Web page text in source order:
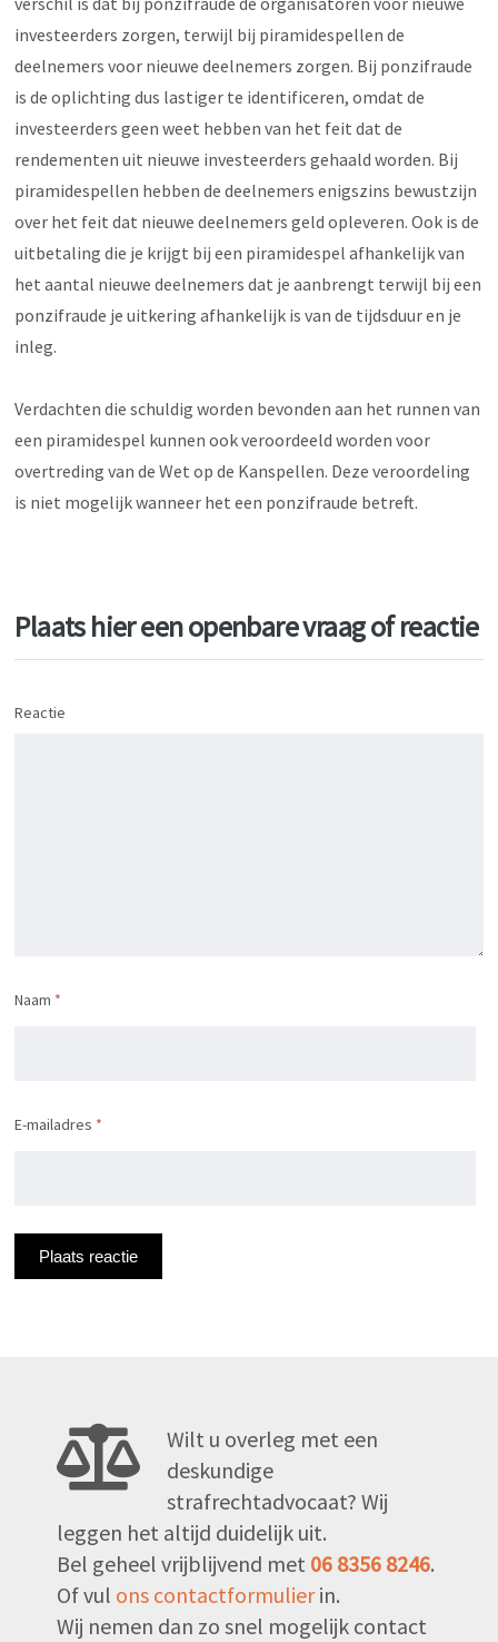
investeerders zorgen, terwijl bij piramidespellen de
deelnemers voor nieuwe deelnemers zorgen. Bij ponzifraude
is de oplichting dus lastiger te identificeren, omdat de
investeerders geen weet hebben van het feit dat de
rendementen uit nieuwe investeerders gehaald worden. Bij
piramidespellen hebben de deelnemers enigszins bewustzijn
over het feit dat nieuwe deelnemers geld opleveren. Ook is de
uitbetaling die je krijgt bij een piramidespel afhankelijk van
het aantal nieuwe deelnemers dat je aanbrengt terwijl bij een
ponzifraude je uitkering afhankelijk is van de tijdsduur en je
inleg.
Verdachten die schuldig worden bevonden aan het runnen van
een piramidespel kunnen ook veroordeeld worden voor
overtreding van de Wet op de Kanspellen. Deze veroordeling
is niet mogelijk wanneer het een ponzifraude betreft.
Plaats hier een openbare vraag of reactie
Reactie
Naam *
E-mailadres *
Wilt u overleg met een
deskundige
strafrechtadvocaat? Wij
leggen het altijd duidelijk uit.
Bel geheel vrijblijvend met 06 8356 8246.
Of vul ons contactformulierin.
Wij nemen dan zo snel mogelijk contact